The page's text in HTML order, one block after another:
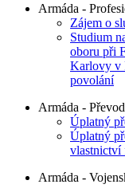
Armáda -
Zájem o
Studium
oboru při
Karlovy v
povolání
Armáda -
Úplatný
Úplatný
vlastnictví
Armáda -